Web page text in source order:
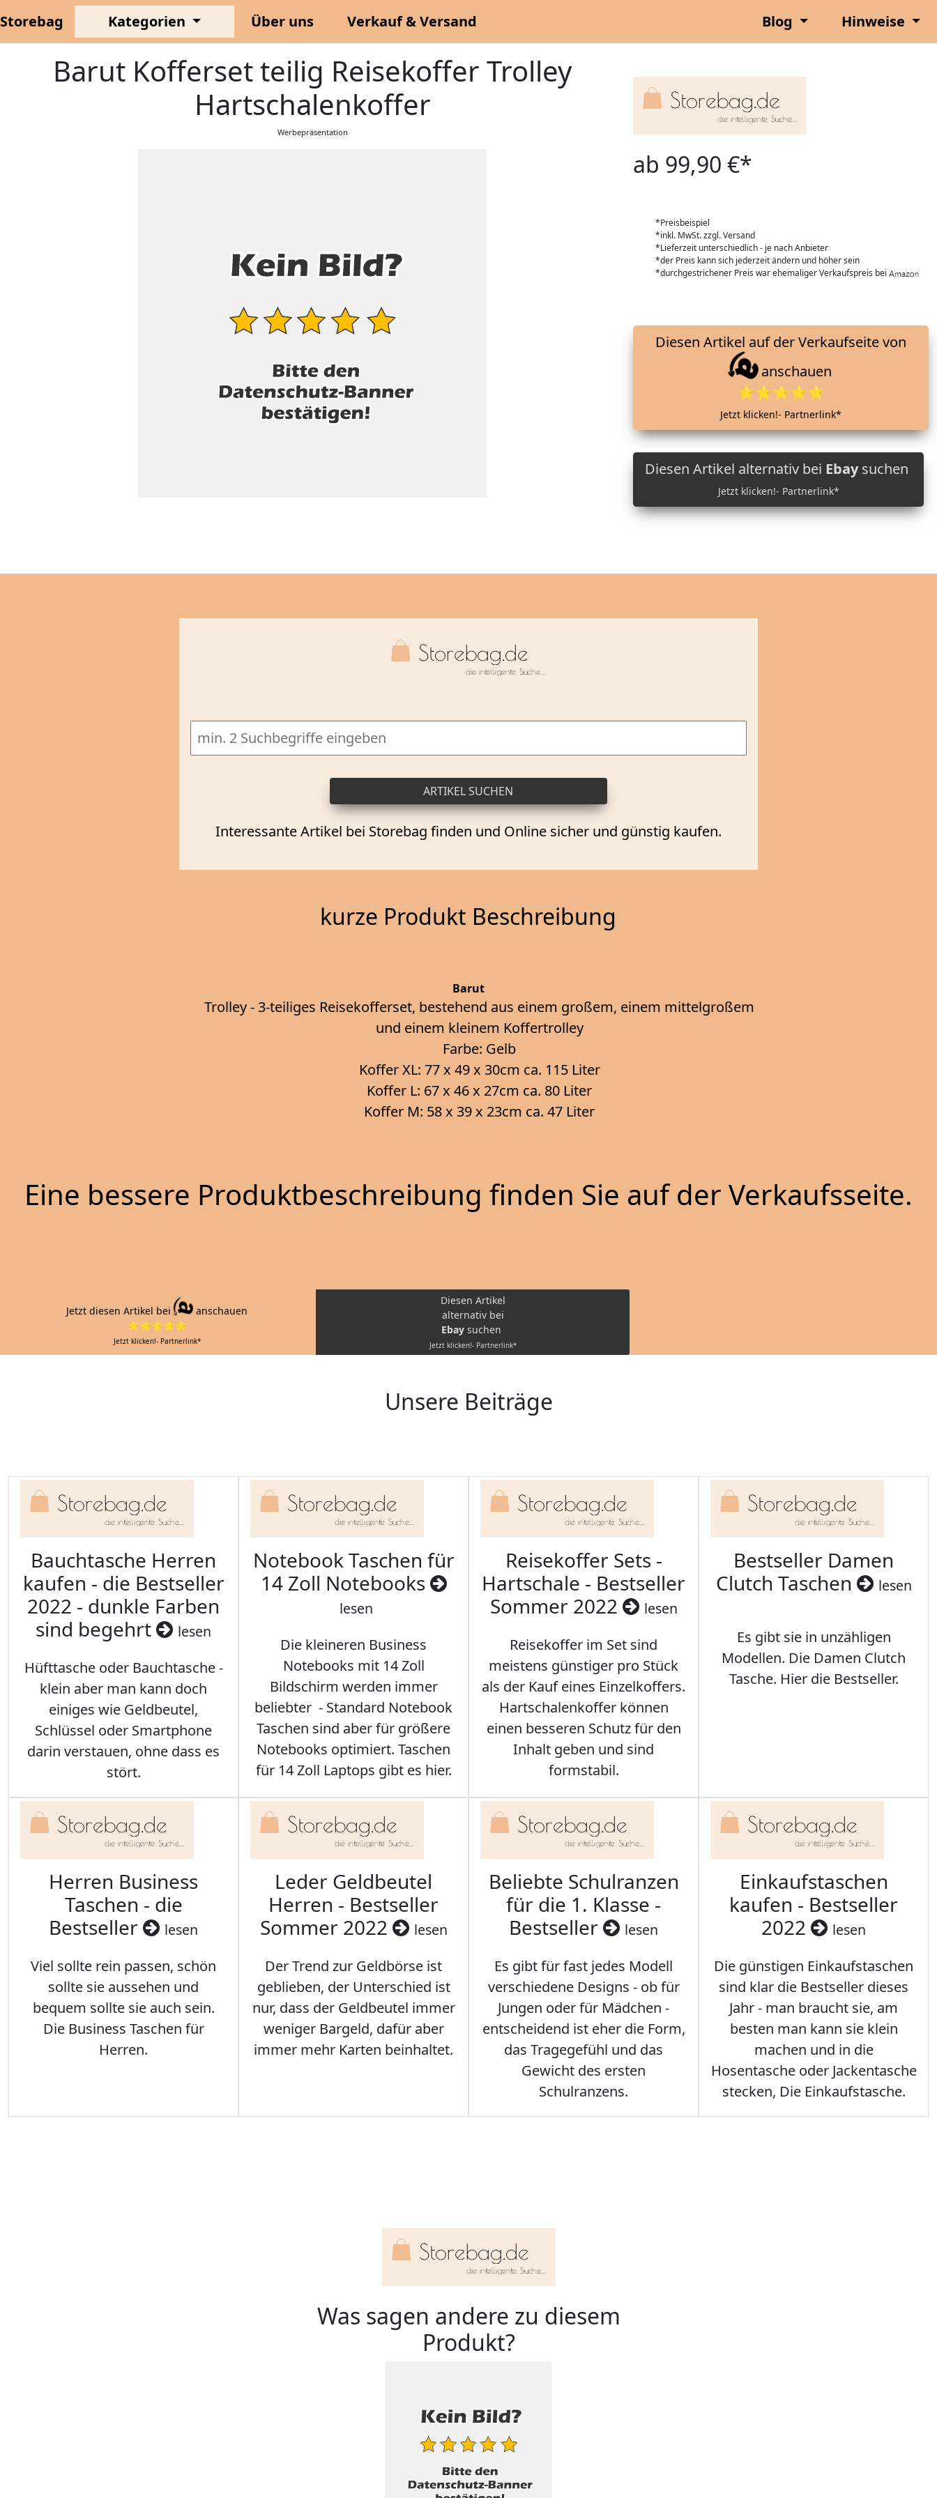
Storebag Kategorien Über uns Verkauf & Versand Blog Hinweise
Barut Kofferset teilig Reisekoffer Trolley
Hartschalenkoffer
Werbepräsentation
ab 99,90 €*
*Preisbeispiel
*inkl. MwSt. zzgl. Versand
*Lieferzeit unterschiedlich - je nach Anbieter
*der Preis kann sich jederzeit ändern und höher sein
*durchgestrichener Preis war ehemaliger Verkaufspreis bei
anschauen
⭐⭐⭐⭐⭐
Jetzt klicken!- Partnerlink*
Diesen Artikel alternativ bei Ebaysuchen
Jetzt klicken!- Partnerlink*
Interessante Artikel bei Storebag finden und Online sicher und günstig kaufen.
kurze Produkt Beschreibung
Barut
Trolley - 3-teiliges Reisekofferset, bestehend aus einem großem, einem mittelgroßem
und einem kleinem Koffertrolley
Farbe: Gelb
Koffer XL: 77 x 49 x 30cm ca. 115 Liter
Koffer L: 67 x 46 x 27cm ca. 80 Liter
Koffer M: 58 x 39 x 23cm ca. 47 Liter
Eine bessere Produktbeschreibung finden Sie auf der Verkaufsseite.
Jetzt diesen Artikel bei
anschauen
⭐⭐⭐⭐⭐
Jetzt klicken!- Partnerlink*
Diesen Artikel
alternativ bei
Ebay suchen
Jetzt klicken!- Partnerlink*
Unsere Beiträge
Bauchtasche Herren
kaufen - die Bestseller
2022 - dunkle Farben
sind begehrt
lesen
Hüfttasche oder Bauchtasche -
klein aber man kann doch
einiges wie Geldbeutel,
Schlüssel oder Smartphone
darin verstauen, ohne dass es
stört.
Notebook Taschen für
14 Zoll Notebooks
lesen
Die kleineren Business
Notebooks mit 14 Zoll
Bildschirm werden immer
beliebter - Standard Notebook
Taschen sind aber für größere
Notebooks optimiert. Taschen
für 14 Zoll Laptops gibt es hier.
Reisekoffer Sets -
Hartschale - Bestseller
Sommer 2022
lesen
Reisekoffer im Set sind
meistens günstiger pro Stück
als der Kauf eines Einzelkoffers.
Hartschalenkoffer können
einen besseren Schutz für den
Inhalt geben und sind
formstabil.
Bestseller Damen
Clutch Taschen
lesen
Es gibt sie in unzähligen
Modellen. Die Damen Clutch
Tasche. Hier die Bestseller.
Herren Business
Taschen - die
Bestseller
lesen
Viel sollte rein passen, schön
sollte sie aussehen und
bequem sollte sie auch sein.
Die Business Taschen für
Herren.
Leder Geldbeutel
Herren - Bestseller
Sommer 2022
lesen
Der Trend zur Geldbörse ist
geblieben, der Unterschied ist
nur, dass der Geldbeutel immer
weniger Bargeld, dafür aber
immer mehr Karten beinhaltet.
Beliebte Schulranzen
für die 1. Klasse -
Bestseller
lesen
Es gibt für fast jedes Modell
verschiedene Designs - ob für
Jungen oder für Mädchen -
entscheidend ist eher die Form,
das Tragegefühl und das
Gewicht des ersten
Schulranzens.
Einkaufstaschen
kaufen - Bestseller
2022
lesen
Die günstigen Einkaufstaschen
sind klar die Bestseller dieses
Jahr - man braucht sie, am
besten man kann sie klein
machen und in die
Hosentasche oder Jackentasche
stecken, Die Einkaufstasche.
Was sagen andere zu diesem
Produkt?